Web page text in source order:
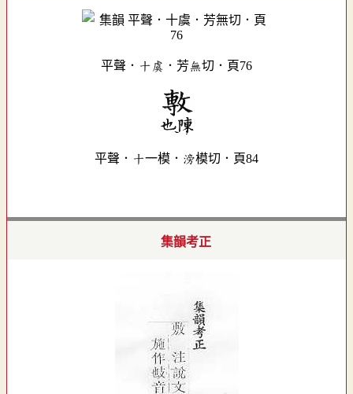
平聲．十虞．芳無切．頁76
平聲．十一模．滂模切．頁84
集韻考正